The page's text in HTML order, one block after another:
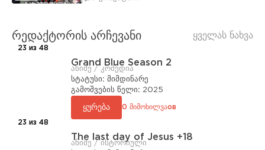
რედაქტორის არჩევანი ყველას ნახვა
23 из 48
Grand Blue Season 2
ანიმე / კომედია
სტატუსი: მიმდინარე
გამოშვების წელი: 2025
ყურება 0 მიმოხილვაов
23 из 48
The last day of Jesus +18
ანიმე / ისტორიული